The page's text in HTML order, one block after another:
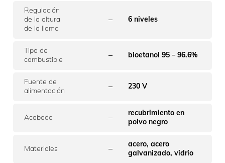
Regulación
de la altura
de la llama
– 6 niveles
Tipo de
combustible
– bioetanol 95 – 96.6%
Fuente de
alimentación
– 230 V
Acabado –
recubrimiento en
polvo negro
Materiales –
acero, acero
galvanizado, vidrio